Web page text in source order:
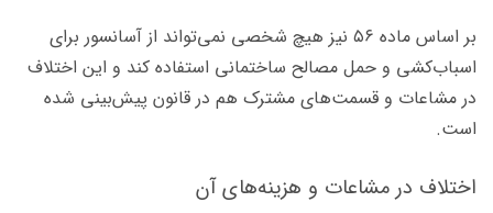
بر اساس ماده ۵۶ نیز هیچ شخصی نمی‌تواند از آسانسور برای
اسباب‌کشی و حمل مصالح ساختمانی استفاده کند و این اختلاف
در مشاعات و قسمت‌های مشترک هم در قانون پیش‌بینی شده
است.
اختلاف در مشاعات و هزینه‌های آن